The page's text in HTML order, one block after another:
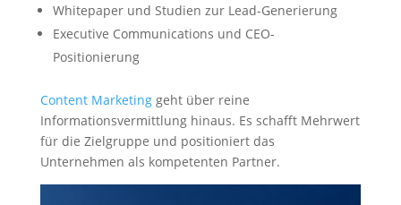
Whitepaper und Studien zur Lead-Generierung
Executive Communications und CEO-
Positionierung
Content Marketinggeht über reine
Informationsvermittlung hinaus. Es schafft Mehrwert
für die Zielgruppe und positioniert das
Unternehmen als kompetenten Partner.